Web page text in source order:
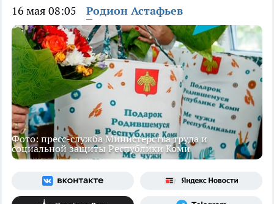
16 мая 08:05 Родион Астафьев
Фото: пресс-служба Министерства труда и
социальной защиты Республики Коми